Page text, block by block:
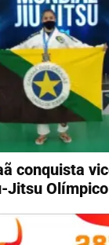
conquista
Jitsu Olímpico